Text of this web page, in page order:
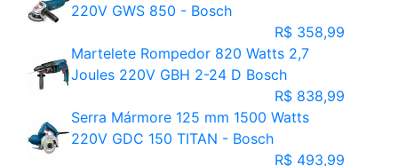
220V GWS 850 - Bosch
R$ 358,99
Martelete Rompedor 820 Watts 2,7
Joules 220V GBH 2-24 D Bosch
R$ 838,99
Serra Mármore 125 mm 1500 Watts
220V GDC 150 TITAN - Bosch
R$ 493,99